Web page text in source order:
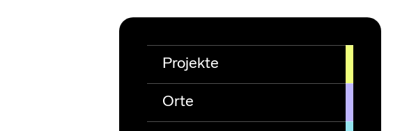
Projekte
Orte